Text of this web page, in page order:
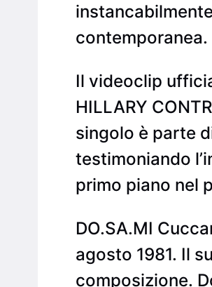
contemporanea.
Il videoclip
HILLARY
singolo è parte
testimoniando
primo piano nel
DO.SA.MI
agosto 1981. Il
composizione.